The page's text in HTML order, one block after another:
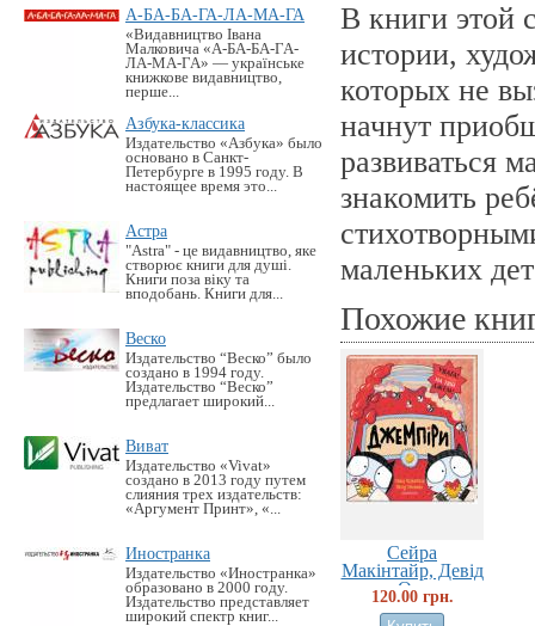
А-БА-БА-ГА-ЛА-МА-ГА
«Видавництво Івана
Малковича «А-БА-БА-ГА-
ЛА-МА-ГА» — українське
книжкове видавництво,
перше...
Азбука-классика
Издательство «Азбука» было
основано в Санкт-
Петербурге в 1995 году. В
настоящее время это...
Астра
"Astra" - це видавництво, яке
створює книги для душі.
Книги поза віку та
вподобань. Книги для...
Веско
Издательство “Веско” было
создано в 1994 году.
Издательство “Веско”
предлагает широкий...
Виват
Издательство «Vivat»
создано в 2013 году путем
слияния трех издательств:
«Аргумент Принт», «...
Иностранка
Издательство «Иностранка»
образовано в 2000 году.
Издательство представляет
широкий спектр книг...
В книги этой
истории,
которых не
начнут
развиваться
знакомить
маленьких
Похожие
Сейра
Макінтайр, Девід
О...
120.00 грн.